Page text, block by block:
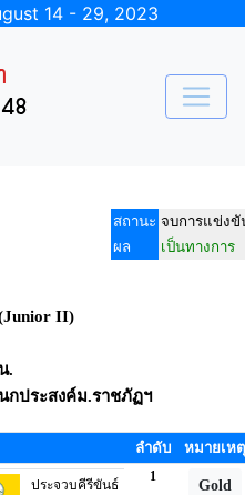
14 - 29, 2023
สถานะ จบการแข่งขั
ผล
เป็นทางการ
II)
.
กประสงค์ม.ราชภัฏฯ
ลำดับ
หมายเหตุ
ประจวบคีรีขันธ์
1
Gold